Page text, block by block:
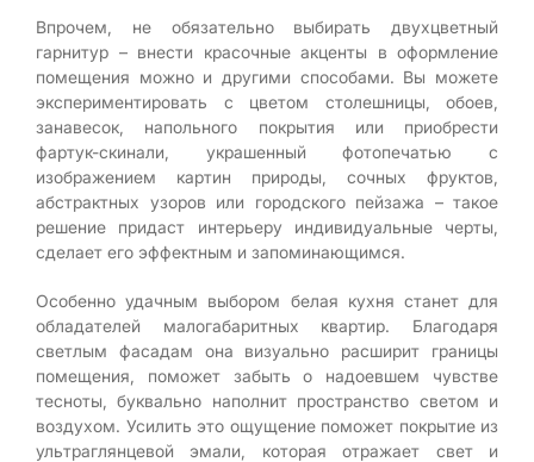
Впрочем, не обязательно выбирать двухцветный
гарнитур – внести красочные акценты в оформление
помещения можно и другими способами. Вы можете
экспериментировать с цветом столешницы, обоев,
занавесок, напольного покрытия или приобрести
фартук-скинали, украшенный фотопечатью с
изображением картин природы, сочных фруктов,
абстрактных узоров или городского пейзажа – такое
решение придаст интерьеру индивидуальные черты,
сделает его эффектным и запоминающимся.
Особенно удачным выбором белая кухня станет для
обладателей малогабаритных квартир. Благодаря
светлым фасадам она визуально расширит границы
помещения, поможет забыть о надоевшем чувстве
тесноты, буквально наполнит пространство светом и
воздухом. Усилить это ощущение поможет покрытие из
ультраглянцевой эмали, которая отражает свет и